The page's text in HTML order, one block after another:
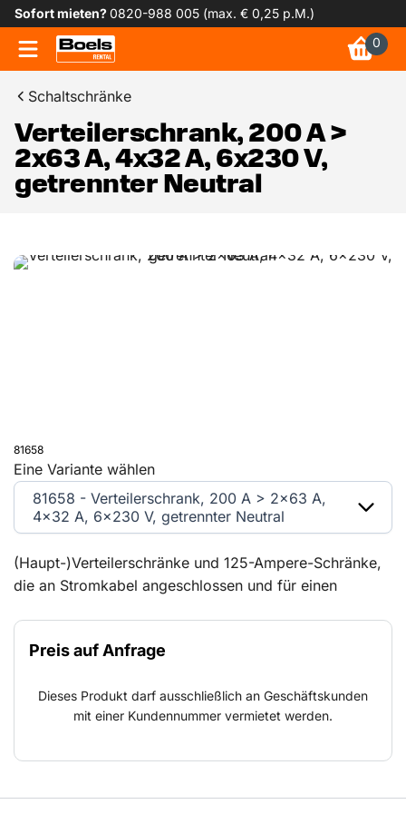
Sofort mieten?0820-988 005 (max. € 0,25 p.M.)
0
Schaltschränke
Verteilerschrank, 200 A >
2x63 A, 4x32 A, 6x230 V,
getrennter Neutral
81658
(Haupt-)Verteilerschränke und 125-Ampere-Schränke,
die an Stromkabel angeschlossen und für einen
Preis auf Anfrage
Dieses Produkt darf ausschließlich an Geschäftskunden
mit einer Kundennummer vermietet werden.
Eine Variante wählen
81658 - Verteilerschrank, 200 A > 2x63 A,
4x32 A, 6x230 V, getrennter Neutral